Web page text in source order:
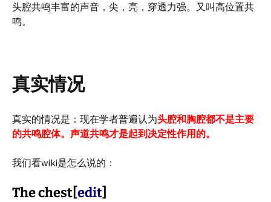
头腔共鸣丰富的声音，尖，亮，穿透力强。又叫高位置共
鸣。
真实情况
真实的情况是：现在学者普遍认为头腔和胸腔都不是主要
的共鸣腔体。声道共鸣才是起到决定性作用的。
我们看wiki是怎么说的：
The chest[edit]